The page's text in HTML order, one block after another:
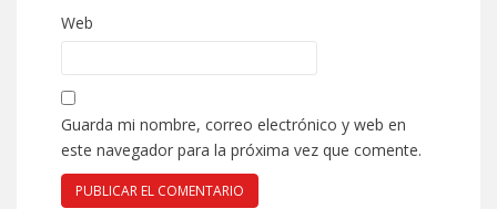
Web
Guarda mi nombre, correo electrónico y web en
este navegador para la próxima vez que comente.